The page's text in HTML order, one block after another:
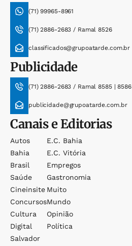
(71) 99965-8961
(71) 2886-2683 / Ramal 8526
classificados@grupoatarde.com.br
Publicidade
(71) 2886-2683 / Ramal 8585 | 8586
publicidade@grupoatarde.com.br
Canais e Editorias
Autos
Bahia
Brasil
Saúde
Cineinsite
Concursos
Cultura
Digital
Salvador
E.c. Bahia
E.c. Vitória
Empregos
Gastronomia
Muito
Mundo
Opinião
Política